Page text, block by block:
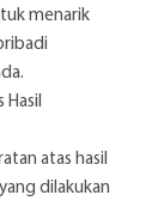
menarik
Hasil
atas hasil
dilakukan